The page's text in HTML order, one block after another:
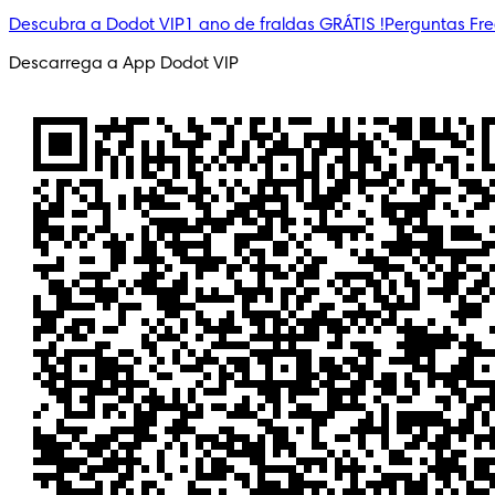
Descubra a Dodot VIP1 ano de fraldas GRÁTIS !Perguntas
Descarrega a App Dodot VIP